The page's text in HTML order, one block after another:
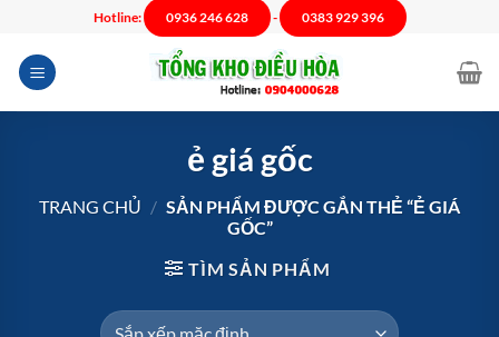
nội
dung
Hotline: 0936 246 628 - 0383 929 396
ẻ giá gốc
TRANG CHỦ / SẢN PHẨM ĐƯỢC GẮN THẺ “Ẻ GIÁ
GỐC”
TÌM SẢN PHẨM